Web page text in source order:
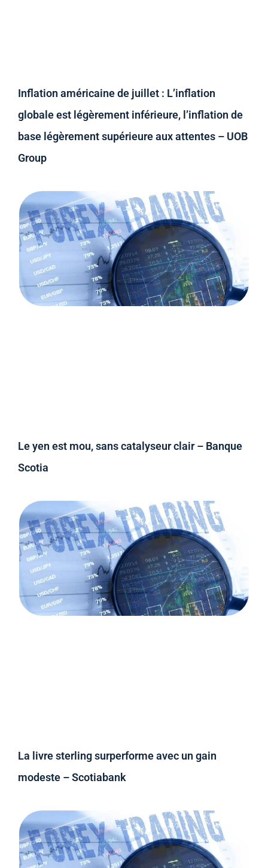
Inflation américaine de juillet : L’inflation
globale est légèrement inférieure, l’inflation de
base légèrement supérieure aux attentes – UOB
Group
Le yen est mou, sans catalyseur clair – Banque
Scotia
La livre sterling surperforme avec un gain
modeste – Scotiabank